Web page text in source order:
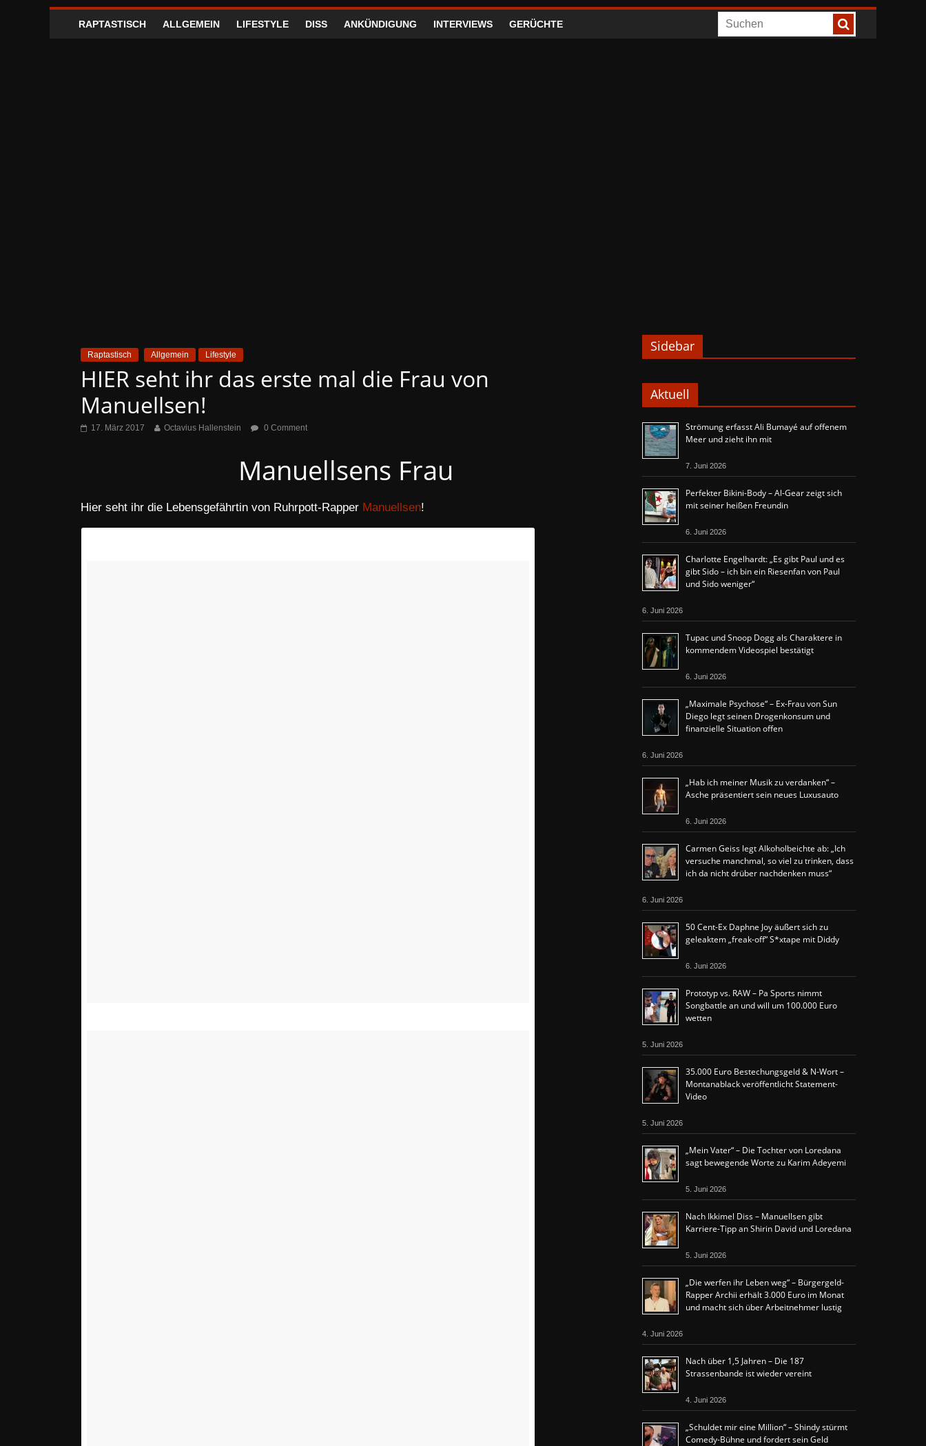
RAPTASTISCH ALLGEMEIN LIFESTYLE DISS ANKÜNDIGUNG INTERVIEWS GERÜCHTE
Raptastisch Allgemein Lifestyle
HIER seht ihr das erste mal die Frau von
Manuellsen!
17. März 2017 Octavius Hallenstein 0 Comment
Manuellsens Frau
Hier seht ihr die Lebensgefährtin von Ruhrpott-Rapper Manuellsen!
Sidebar
Aktuell
Strömung erfasst Ali Bumayé auf offenem
Meer und zieht ihn mit
7. Juni 2026
Perfekter Bikini-Body – Al-Gear zeigt sich
mit seiner heißen Freundin
6. Juni 2026
Charlotte Engelhardt: „Es gibt Paul und es
gibt Sido – ich bin ein Riesenfan von Paul
und Sido weniger“
6. Juni 2026
Tupac und Snoop Dogg als Charaktere in
kommendem Videospiel bestätigt
6. Juni 2026
„Maximale Psychose“ – Ex-Frau von Sun
Diego legt seinen Drogenkonsum und
finanzielle Situation offen
6. Juni 2026
„Hab ich meiner Musik zu verdanken“ –
Asche präsentiert sein neues Luxusauto
6. Juni 2026
Carmen Geiss legt Alkoholbeichte ab: „Ich
versuche manchmal, so viel zu trinken, dass
ich da nicht drüber nachdenken muss“
6. Juni 2026
50 Cent-Ex Daphne Joy äußert sich zu
geleaktem „freak-off“ S*xtape mit Diddy
6. Juni 2026
Prototyp vs. RAW – Pa Sports nimmt
Songbattle an und will um 100.000 Euro
wetten
5. Juni 2026
35.000 Euro Bestechungsgeld & N-Wort –
Montanablack veröffentlicht Statement-
Video
5. Juni 2026
„Mein Vater“ – Die Tochter von Loredana
sagt bewegende Worte zu Karim Adeyemi
5. Juni 2026
Nach Ikkimel Diss – Manuellsen gibt
Karriere-Tipp an Shirin David und Loredana
5. Juni 2026
„Die werfen ihr Leben weg“ – Bürgergeld-
Rapper Archii erhält 3.000 Euro im Monat
und macht sich über Arbeitnehmer lustig
4. Juni 2026
Nach über 1,5 Jahren – Die 187
Strassenbande ist wieder vereint
4. Juni 2026
„Schuldet mir eine Million“ – Shindy stürmt
Comedy-Bühne und fordert sein Geld